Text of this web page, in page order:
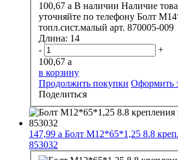
100,67 a В наличии Наличие
уточняйте по телефону Болт
топл.сист.малый арт. 870005-009
Длина: 14
-
+
100,67 a
в корзину
Продолжить покупки Оформить
Поделиться
147,99 a Болт М12*65*1,25 8.8
853032